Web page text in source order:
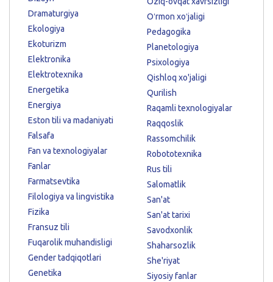
Dramaturgiya
Ekologiya
Ekoturizm
Elektronika
Elektrotexnika
Energetika
Energiya
Eston tili va madaniyati
Falsafa
Fan va texnologiyalar
Fanlar
Farmatsevtika
Filologiya va lingvistika
Fizika
Fransuz tili
Fuqarolik muhandisligi
Gender tadqiqotlari
Genetika
Oʻrmon xoʻjaligi
Pedagogika
Planetologiya
Psixologiya
Qishloq xo'jaligi
Qurilish
Raqamli texnologiyalar
Raqqoslik
Rassomchilik
Robototexnika
Rus tili
Salomatlik
San'at
San'at tarixi
Savodxonlik
Shaharsozlik
She'riyat
Siyosiy fanlar